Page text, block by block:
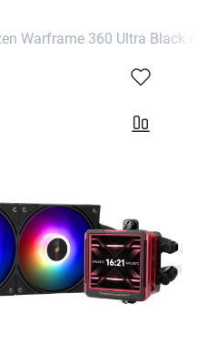
Warframe 360 Ultra